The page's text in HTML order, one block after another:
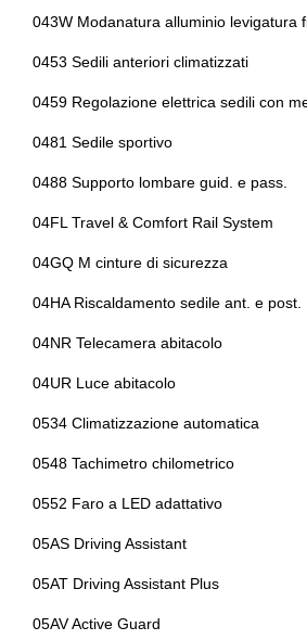
Poggiatesta anteriori regolabili
Portaoggetti aggiuntivi
Presa 12v aggiuntiva
Radio dab
Regolatore di velocità - cruise control
Fari automatici e sensore pioggia
Fari full led
Fari posteriori a led
Fissaggi isofix
Freni a disco autoventilanti
display
Illuminazione abitacolo
Indicatore pressione pneumatici
Indicatore usura freni
Innovation package
Interaction bar
Interni in alcantara e pelle
Interni personalizzazione colori
Kit attrezzi
043W Modanatura alluminio levigatura
0453 Sedili anteriori climatizzati
0459 Regolazione elettrica sedili con
0481 Sedile sportivo
0488 Supporto lombare guid. e pass.
04FL Travel & Comfort Rail System
04GQ M cinture di sicurezza
04HA Riscaldamento sedile ant. e post.
04NR Telecamera abitacolo
04UR Luce abitacolo
0534 Climatizzazione automatica
0548 Tachimetro chilometrico
0552 Faro a LED adattativo
05AS Driving Assistant
05AT Driving Assistant Plus
05AV Active Guard